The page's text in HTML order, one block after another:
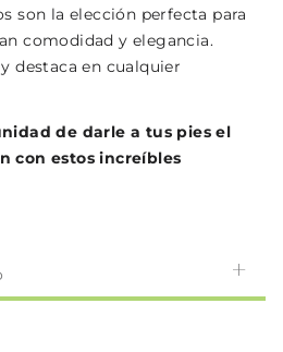
son la elección perfecta para
comodidad y elegancia.
destaca en cualquier
de darle a tus pies el
con estos increíbles